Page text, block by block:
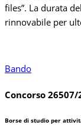
files”. La durata
rinnovabile per
Bando
Concorso 26507/
Borse di studio per